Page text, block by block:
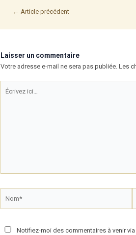
Post← Article précédent
Laisser un commentaire
Votre adresse e-mail ne sera pas publiée. Les
ici…
Notifiez-moi des commentaires à venir